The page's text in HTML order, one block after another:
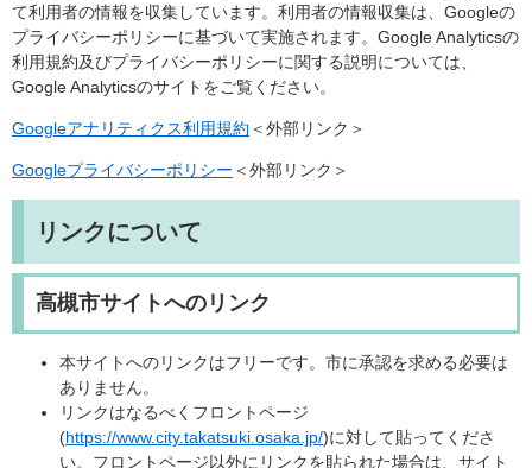
て利用者の情報を収集しています。利用者の情報収集は、Googleの
プライバシーポリシーに基づいて実施されます。Google Analyticsの
利用規約及びプライバシーポリシーに関する説明については、
Google Analyticsのサイトをご覧ください。
Googleアナリティクス利用規約 ＜外部リンク＞
Googleプライバシーポリシー ＜外部リンク＞
リンクについて
高槻市サイトへのリンク
本サイトへのリンクはフリーです。市に承認を求める必要は
ありません。
リンクはなるべくフロントページ
(https://www.city.takatsuki.osaka.jp/)に対して貼ってくださ
い。フロントページ以外にリンクを貼られた場合は、サイト